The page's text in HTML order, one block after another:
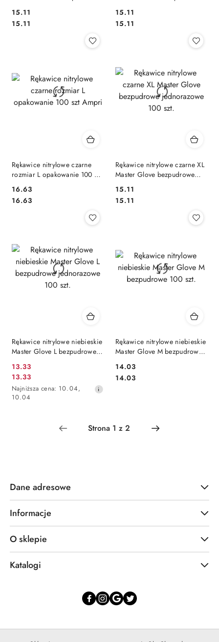
Cena:
15.11
Cena:
15.11 Cena:
15.11
Cena:
15.11
Rękawice nitrylowe czarne
rozmiar L opakowanie 100 szt
Cena:
16.63
Cena:
16.63
Rękawice nitrylowe czarne XL
Master Glove bezpudrowe
Cena:
15.11
Cena:
15.11
Rękawice nitrylowe niebieskie
Master Glove L bezpudrowe
Cena
promocyjna:
13.33
Cena
promocyjna:
13.33
Najniższa
cena
Najniższa cena: 10.04,
10.04
Rękawice nitrylowe niebieskie
Master Glove M bezpudrowe
Cena:
14.03
Cena:
14.03
Dane adresowe
Informacje
O sklepie
Katalogi